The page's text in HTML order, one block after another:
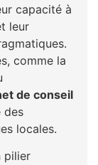
capacité à
leur
comme la
de conseil
des
locales.
pilier